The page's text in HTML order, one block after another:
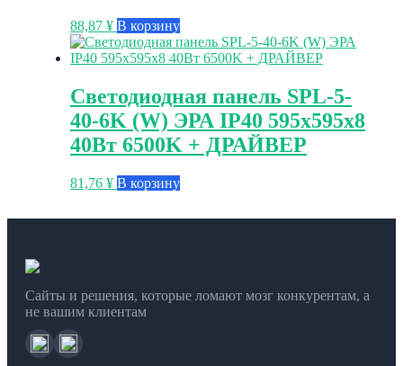
88,87 ¥ В корзину
Светодиодная панель SPL-5-
40-6K (W) ЭРА IP40 595x595x8
40Вт 6500K + ДРАЙВЕР
81,76 ¥ В корзину
Сайты и решения, которые ломают мозг конкурентам, а
не вашим клиентам